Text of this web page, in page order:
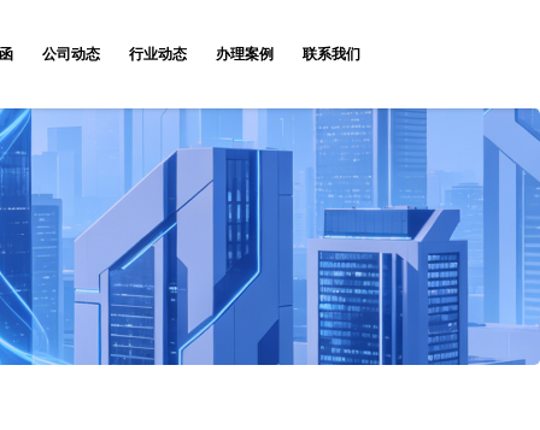
公司动态 行业动态 办理案例 联系我们